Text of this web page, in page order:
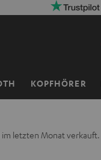
KOPFHÖRER
im letzten Monat verkauft.